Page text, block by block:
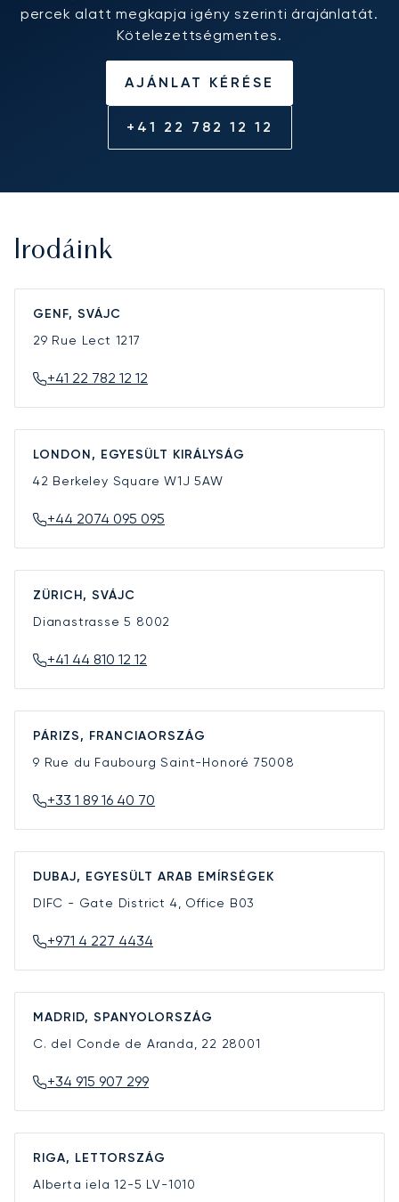
percek alatt megkapja igény szerinti árajánlatát.
Kötelezettségmentes.
AJÁNLAT KÉRÉSE
+41 22 782 12 12
Irodáink
GENF, SVÁJC
29 Rue Lect 1217
+41 22 782 12 12
LONDON, EGYESÜLT KIRÁLYSÁG
42 Berkeley SquareW1J 5AW
+44 2074 095 095
ZÜRICH, SVÁJC
Dianastrasse 5 8002
+41 44 810 12 12
PÁRIZS, FRANCIAORSZÁG
9 Rue du Faubourg Saint-Honoré 75008
+33 1 89 16 40 70
DUBAJ, EGYESÜLT ARAB EMÍRSÉGEK
DIFC - Gate District 4, Office B03
+971 4 227 4434
MADRID, SPANYOLORSZÁG
C. del Conde de Aranda, 22 28001
+34 915 907 299
RIGA, LETTORSZÁG
Alberta iela 12-5 LV-1010